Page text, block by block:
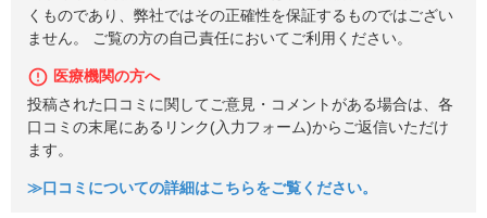
くものであり、弊社ではその正確性を保証するものではござい
ません。 ご覧の方の自己責任においてご利用ください。
医療機関の方へ
投稿された口コミに関してご意見・コメントがある場合は、各
口コミの末尾にあるリンク(入力フォーム)からご返信いただけ
ます。
≫口コミについての詳細はこちらをご覧ください。